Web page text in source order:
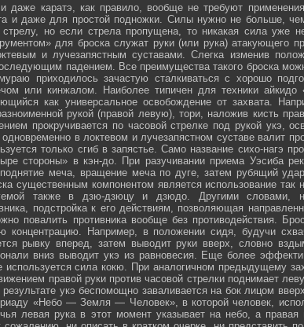
даже каратэ, как правило, вообще не требуют
и даже для простой подножки. Силы нужно не больше,
но если стрела пропущена, то никакая сила уже
для броска служат руки (или рука) атакующего
и лучезапястным суставами. Слегка изменив
падением. Все преимущества такого броска
приходилось зачастую сталкиваться с хорошо
или кинжалом. Наиболее типичен для техники айкидо
как универсальное освобождение от захвата.
рукой (правой левую), тори, наложив кисть
прокручивается по часовой стрелке под рукой укэ,
в локтевом и лучезапястном суставе валит
только сгиб в запястье. Само название сихо-нагэ
стороны» в кэн-до. При разучивании приема Уэсиба
меча, вращение меча по дуге, затем рубящий
существенным компонентом является использование так
также в дзю-дзюцу и дзюдо. Другими словами,
подстройка к его действиям, позволяющая
повалить противника вообще без противодействия.
концентрацию. Например, в положении сидя, будучи
рывку вперед, затем выводит руки вверх, словно
вниз выводит укэ из равновесия. Еще более
используется сила кокю. При аналогичном предыдущему
правой руки против часовой стрелки поднимает
укэ беспомощно заваливается на бок лицом
«Небо — Земля — Человек», в которой человек,
левая рука в этот момент указывает на небо, а правая